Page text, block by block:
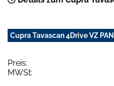
Cupra Tavascan 4Drive VZ
Preis:
MWSt: